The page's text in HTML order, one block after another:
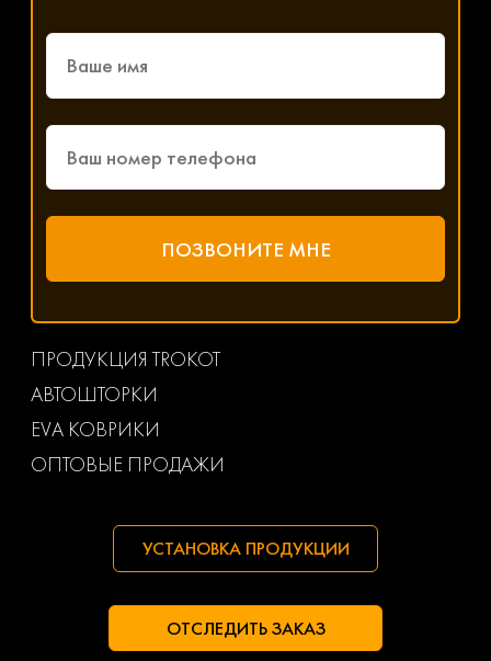
ПРОДУКЦИЯ TROKOT
АВТОШТОРКИ
EVA КОВРИКИ
ОПТОВЫЕ ПРОДАЖИ
УСТАНОВКА ПРОДУКЦИИ
ОТСЛЕДИТЬ ЗАКАЗ